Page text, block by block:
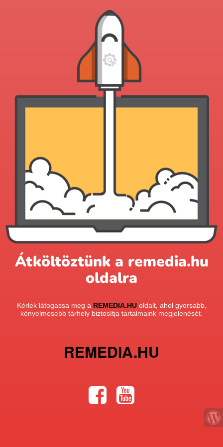
Átköltöztünk a remedia.hu
oldalra
Kérlek látogassa meg a REMEDIA.HUoldalt, ahol gyorsabb,
kényelmesebb tárhely biztosítja tartalmaink megjelenését.
REMEDIA.HU